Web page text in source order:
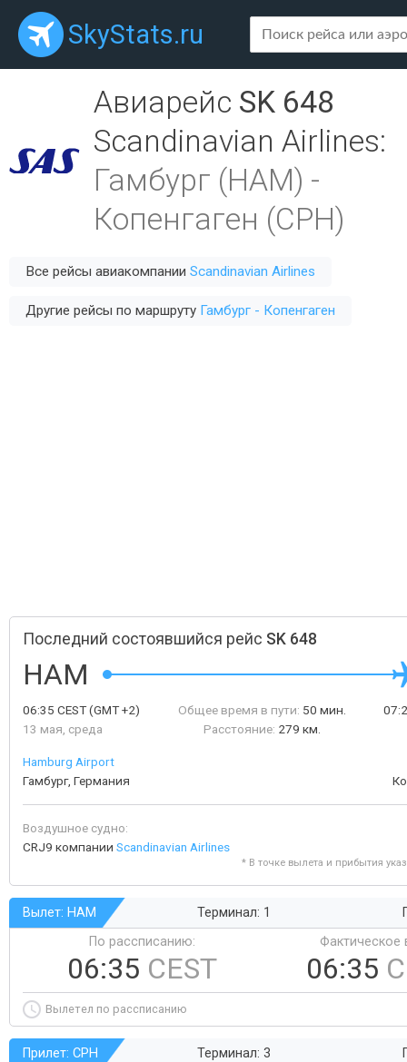
SkyStats.ru
Авиарейс SK 648
Scandinavian Airlines:
Гамбург (HAM) -
Копенгаген (CPH)
Все рейсы авиакомпании Scandinavian Airlines
Другие рейсы по маршруту Гамбург - Копенгаген
Последний состоявшийся рейс SK 648
HAM
06:35 CEST(GMT +2)
13 мая, среда
Общее время в пути: 50 мин.
Расстояние: 279 км.
Hamburg Airport
Гамбург, Германия
Воздушное судно:
CRJ9 компании Scandinavian Airlines
* В точке вылета и прибытия
Вылет: HAM Терминал: 1
По рассписанию:
06:35 CEST
Фактическое
06:35
Вылетел по рассписанию
Прилет: CPH Терминал: 3